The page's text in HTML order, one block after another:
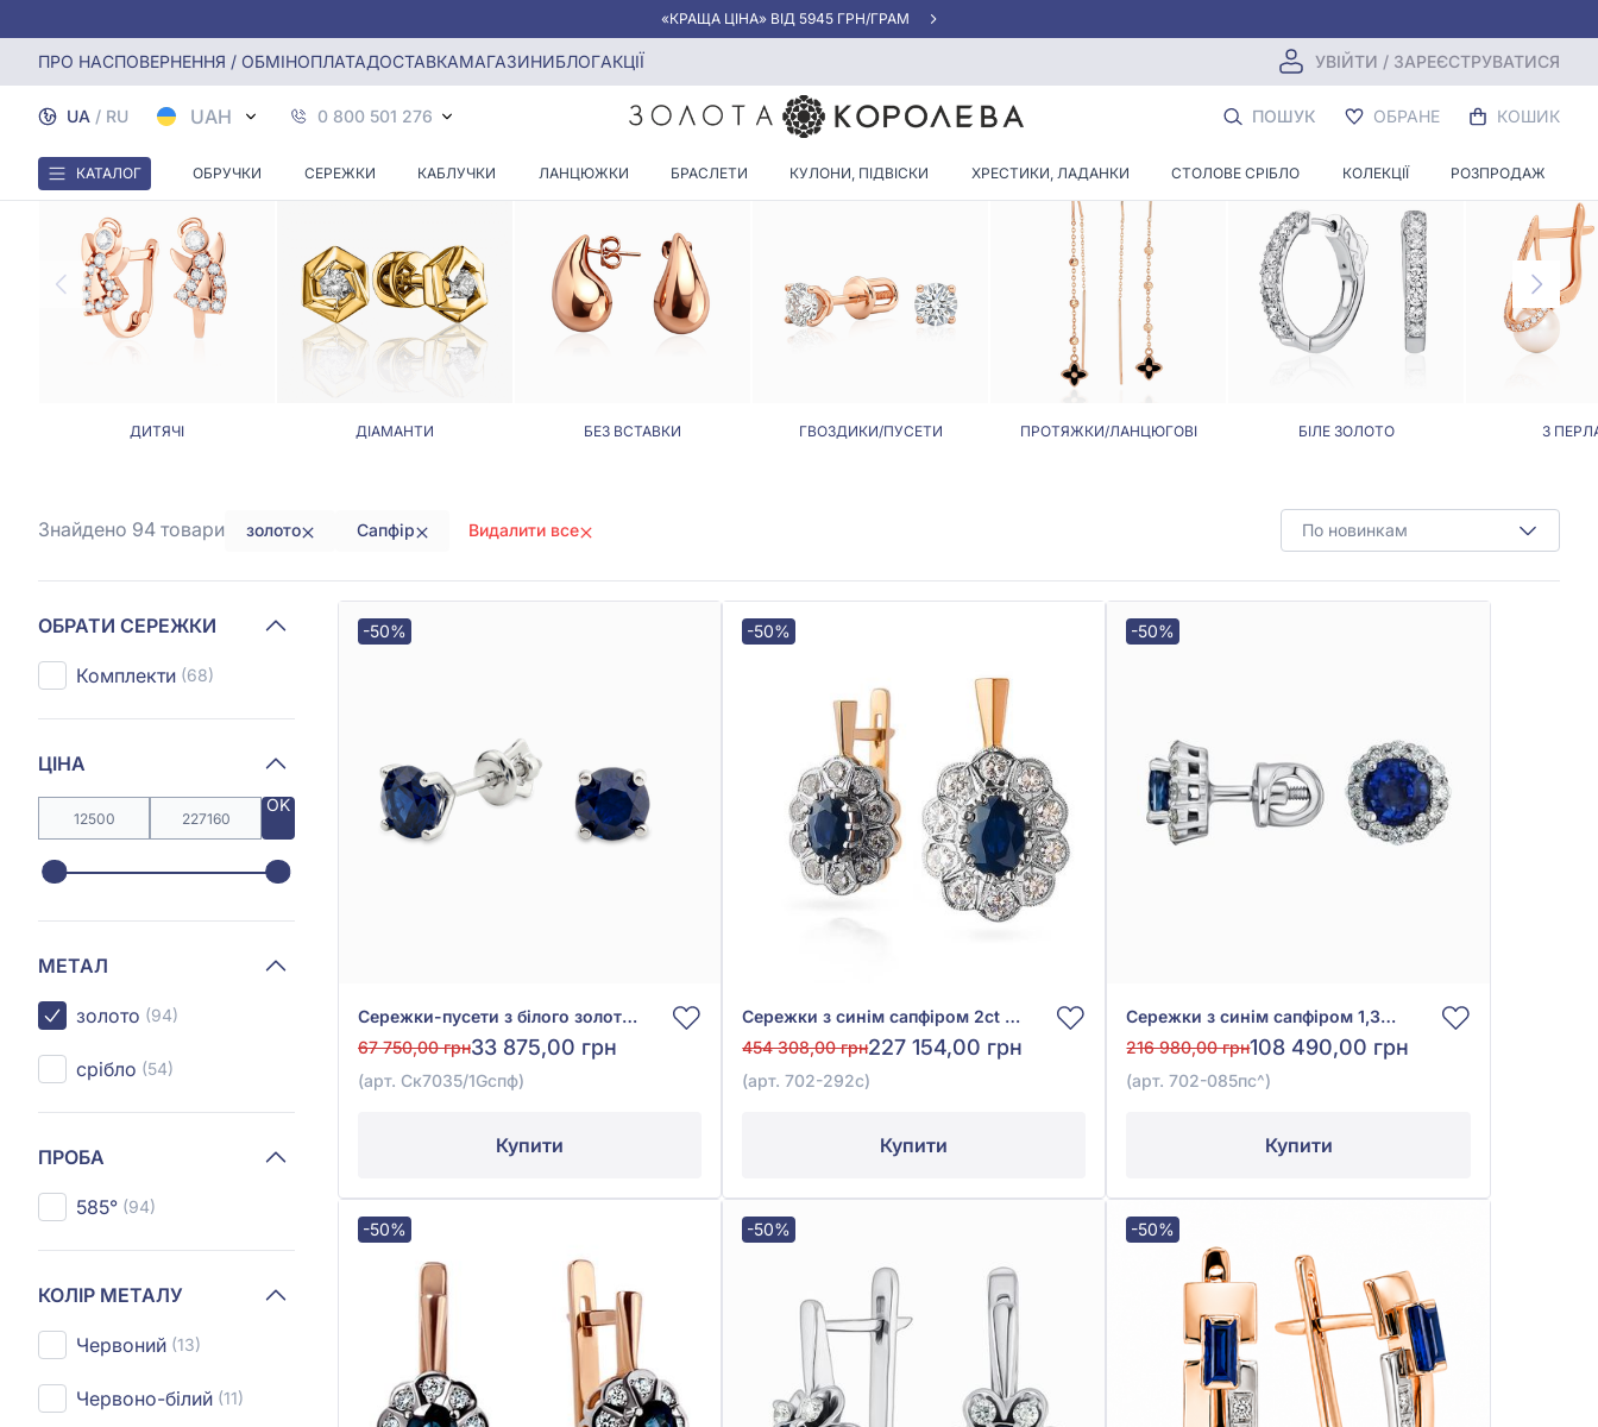
«КРАЩА ЦІНА» ВІД 5945 ГРН/ГРАМ
ПРО НАСПОВЕРНЕННЯ / ОБМІНОПЛАТАДОСТАВКАМАГАЗИНИБЛОГАКЦІЇ УВІЙТИ / ЗАРЕЄСТРУВАТИСЯ
UA / RU UAH 0 800 501 276 ПОШУК ОБРАНЕ КОШИК
КАТАЛОГ ОБРУЧКИ СЕРЕЖКИ КАБЛУЧКИ ЛАНЦЮЖКИ БРАСЛЕТИ КУЛОНИ, ПІДВІСКИ ХРЕСТИКИ, ЛАДАНКИ СТОЛОВЕ СРІБЛО КОЛЕКЦІЇ РОЗПРОДАЖ
Головна Сережки Сережки з сапфірами з білого золота
СЕРЕЖКИ З САПФІРАМИ З БІЛОГО ЗОЛОТА
ДИТЯЧІ ДІАМАНТИ БЕЗ ВСТАВКИ ГВОЗДИКИ/ПУСЕТИ ПРОТЯЖКИ/ЛАНЦЮГОВІ БІЛЕ ЗОЛОТО З
По новинкам
Знайдено 94 товари золото Сапфір Видалити все
ОБРАТИ СЕРЕЖКИ
Комплекти (68)
ЦІНА
OK
МЕТАЛ
золото (94)
срібло (54)
ПРОБА
585° (94)
КОЛІР МЕТАЛУ
Червоний (13)
Червоно-білий (11)
-50%
Сережки-пусети з білого золота 585° із синім гідротермальним сапфіром 3,86ct, арт. Ск7035/1Gспф
67 750,00 грн33 875,00 грн
(арт. Ск7035/1Gспф)
Купити
-50%
Сережки з синім сапфіром 2ct та діамантами 0,61ct із червоно-білого золота 585°, арт. 702-292с
454 308,00 грн227 154,00 грн
(арт. 702-292с)
Купити
-50%
Сережки з синім сапфіром 1,35ct та діамантами 0,36ct із білого золота 585°, арт. 702-085пс
216 980,00 грн108 490,00 грн
(арт. 702-085пс^)
Купити
-50% -50% -50%